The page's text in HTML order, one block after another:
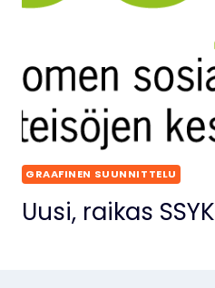
GRAAFINEN SUUNNITTELU
Uusi, raikas SSYK